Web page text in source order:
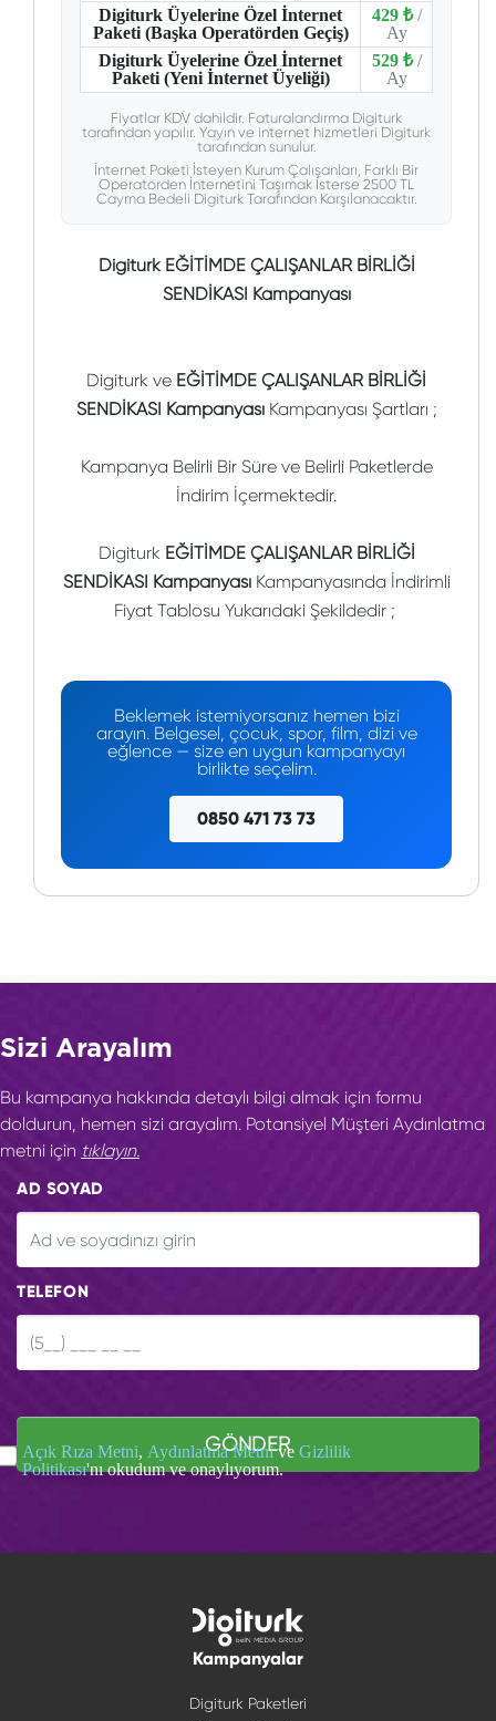
Digiturk Üyelerine Özel İnternet
Paketi (Başka Operatörden Geçiş)
429 ₺ /
Ay
Digiturk Üyelerine Özel İnternet
Paketi (Yeni İnternet Üyeliği)
529 ₺ /
Ay
Fiyatlar KDV dahildir. Faturalandırma Digiturk
tarafından yapılır. Yayın ve internet hizmetleri Digiturk
tarafından sunulur.
İnternet Paketi İsteyen Kurum Çalışanları, Farklı Bir
Operatörden İnternetini Taşımak İsterse 2500 TL
Cayma Bedeli Digiturk Tarafından Karşılanacaktır.
Digiturk EĞİTİMDE ÇALIŞANLAR BİRLİĞİ
SENDİKASI Kampanyası
Digiturk ve EĞİTİMDE ÇALIŞANLAR BİRLİĞİ
SENDİKASI KampanyasıKampanyası Şartları ;
Kampanya Belirli Bir Süre ve Belirli Paketlerde
İndirim İçermektedir.
Digiturk EĞİTİMDE ÇALIŞANLAR BİRLİĞİ
SENDİKASI KampanyasıKampanyasında İndirimli
Fiyat Tablosu Yukarıdaki Şekildedir ;
Beklemek istemiyorsanız hemen bizi
arayın. Belgesel, çocuk, spor, film, dizi ve
eğlence — size en uygun kampanyayı
birlikte seçelim.
0850 471 73 73
Sizi Arayalım
Bu kampanya hakkında detaylı bilgi almak için formu
doldurun, hemen sizi arayalım. Potansiyel Müşteri Aydınlatma
metni için tıklayın.
AD SOYAD
TELEFON
GÖNDER
Açık Rıza Metni, Aydınlatma Metnive Gizlilik
Politikası'nı okudum ve onaylıyorum.
Kampanyalar
Digiturk Paketleri